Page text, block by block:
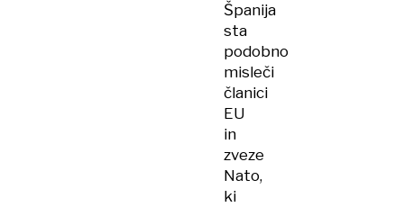
Španija
sta
podobno
misleči
članici
EU
in
zveze
Nato,
ki